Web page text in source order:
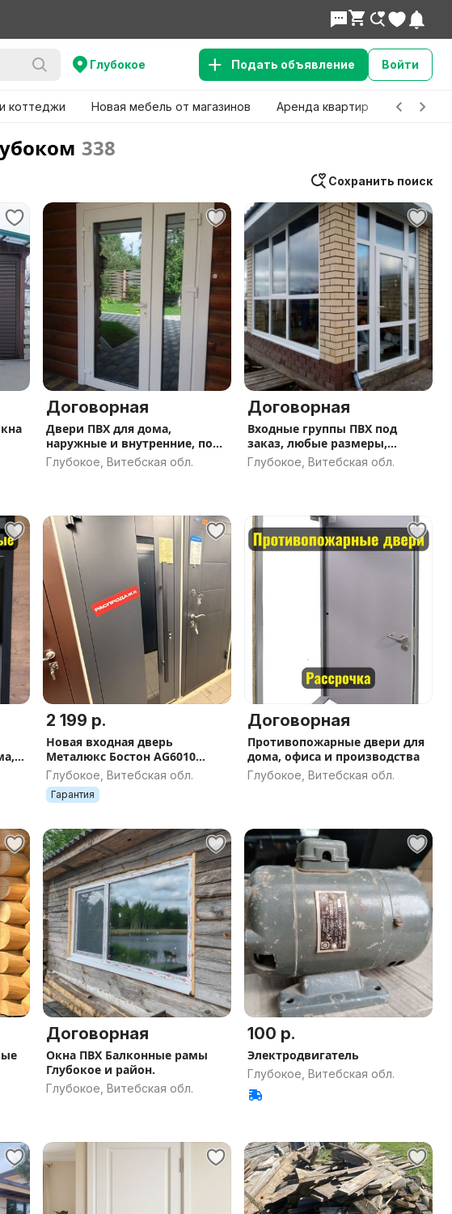
Глубокое Подать объявление Войти
коттеджи Новая мебель от магазинов Аренда квартир Детские
338
Сохранить поиск
Договорная
Двери ПВХ для дома,
наружные и внутренние, под
заказ, любые размеры
Глубокое, Витебская обл.
Договорная
Входные группы ПВХ под
заказ, любые размеры,
ламинация, панорамное
остекление
Глубокое, Витебская обл.
2 199 р.
Новая входная дверь
Металюкс Бостон AG6010
860×2050 левая,с
терморазрывом
Глубокое, Витебская обл.
Гарантия
Договорная
Противопожарные двери для
дома, офиса и производства
Глубокое, Витебская обл.
Договорная
Окна ПВХ Балконные рамы
Глубокое и район.
Глубокое, Витебская обл.
100 р.
Электродвигатель
Глубокое, Витебская обл.